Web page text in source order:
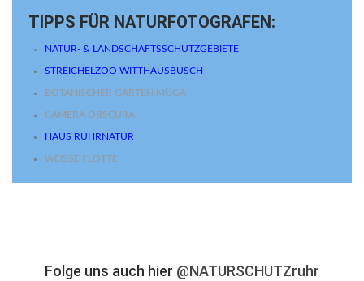
TIPPS FÜR NATURFOTOGRAFEN:
NATUR- & LANDSCHAFTSSCHUTZGEBIETE
STREICHELZOO WITTHAUSBUSCH
BOTANISCHER GARTEN MÜGA
CAMERA OBSCURA
HAUS RUHRNATUR
WEISSE FLOTTE
Folge uns auch hier @NATURSCHUTZruhr